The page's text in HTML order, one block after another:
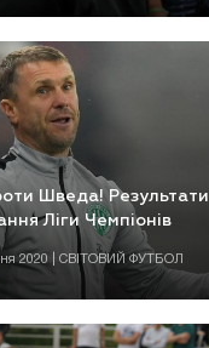
Шведа! Результати
Ліги Чемпіонів
2020 | СВІТОВИЙ ФУТБОЛ